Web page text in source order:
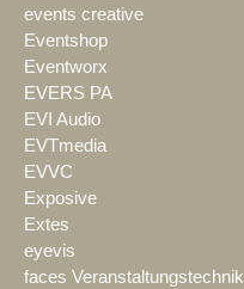
events creative
Eventshop
Eventworx
EVERS PA
EVI Audio
EVTmedia
EVVC
Exposive
Extes
eyevis
faces Veranstaltungstechnik